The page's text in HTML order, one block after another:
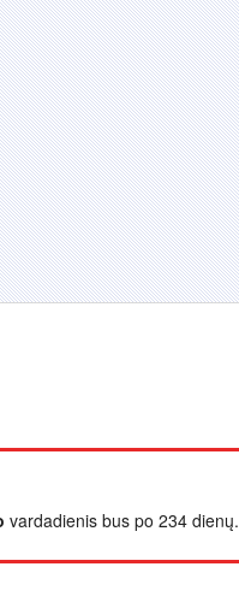
vardadienis bus po 234 dienų.